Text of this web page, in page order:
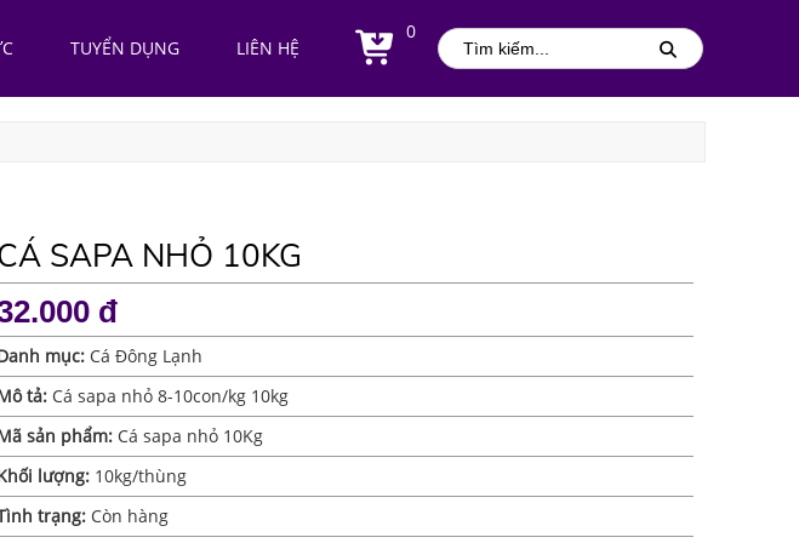
TUYỂN DỤNG LIÊN HỆ
0
SAPA NHỎ 10KG
đ
mục: Cá Đông Lạnh
tả: Cá sapa nhỏ 8-10con/kg 10kg
sản phẩm: Cá sapa nhỏ 10Kg
lượng: 10kg/thùng
trạng: Còn hàng